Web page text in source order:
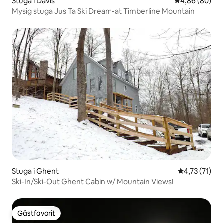
Mysig stuga Jus Ta Ski Dream-at Timberline Mountain
Stuga i Ghent 4,73 av 5 i
4,73 (71)
Ski-In/Ski-Out Ghent Cabin w/ Mountain Views!
Gästfavorit
Gästfavorit